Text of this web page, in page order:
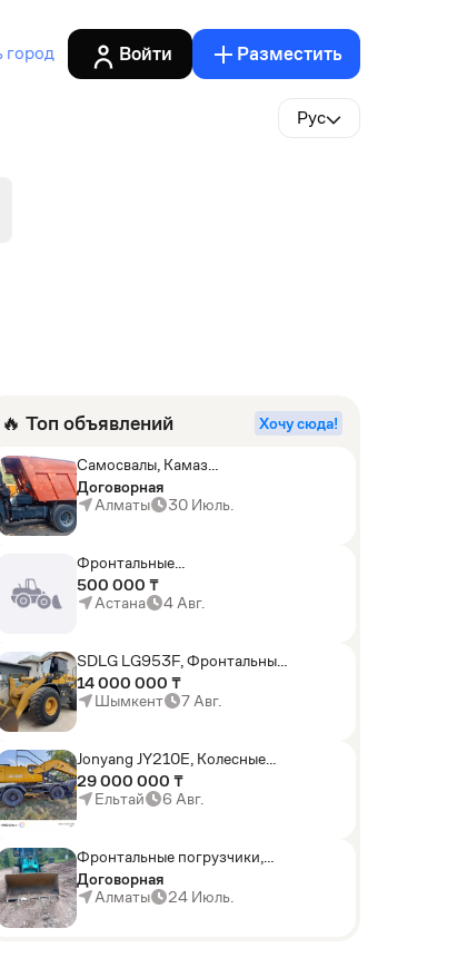
город Войти Разместить
Рус
🔥 Топ объявлений Хочу сюда!
Самосвалы, Камаз
АГП-29РТ (шасси
KАМАЗ-43114 6x6)
Договорная
Алматы
30 Июль.
Фронтальные
погрузчики,Экскаваторы-
погрузчики,Мини-
погрузчики,Горные
500 000 ₸
Астана
4 Авг.
SDLG LG953F, Фронтальные
погрузчики
14 000 000 ₸
Шымкент
7 Авг.
Jonyang JY210E, Колесные
экскаваторы
29 000 000 ₸
Ельтай
6 Авг.
Фронтальные погрузчики,
Sunward ZYJ 320
Договорная
Алматы
24 Июль.